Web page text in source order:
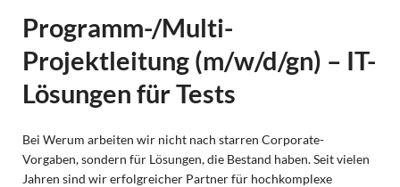
Programm-/Multi-
Projektleitung (m/w/d/gn) – IT-
Lösungen für Tests
Bei Werum arbeiten wir nicht nach starren Corporate-
Vorgaben, sondern für Lösungen, die Bestand haben. Seit vielen
Jahren sind wir erfolgreicher Partner für hochkomplexe